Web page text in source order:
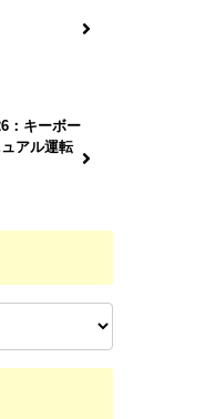
：キーボー
アル運転